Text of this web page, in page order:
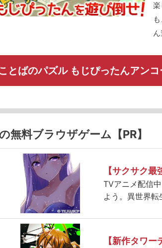
ん
ことばのパズル もじぴったんアン
無料ブラウザゲーム【PR】
【サクサク最
TVアニメ配信
よう。異世界転
【新作タワー